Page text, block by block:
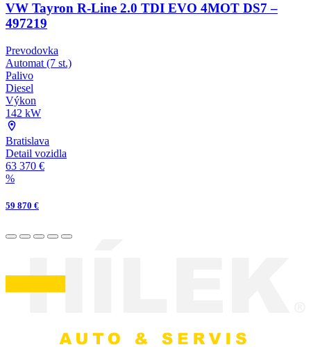
VW Tayron R-Line 2.0 TDI EVO 4MOT DS7 –
497219
Prevodovka
Automat (7 st.)
Palivo
Diesel
Výkon
142 kW
Bratislava
Detail vozidla
63 370 €
%
59 870 €